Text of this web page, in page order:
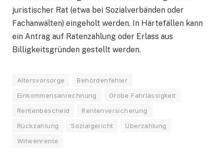
juristischer Rat (etwa bei Sozialverbänden oder
Fachanwälten) eingeholt werden. In Härtefällen kann
ein Antrag auf Ratenzahlung oder Erlass aus
Billigkeitsgründen gestellt werden.
Altersvorsorge
Behördenfehler
Einkommensanrechnung
Grobe Fahrlässigkeit
Rentenbescheid
Rentenversicherung
Rückzahlung
Sozialgericht
Überzahlung
Witwenrente